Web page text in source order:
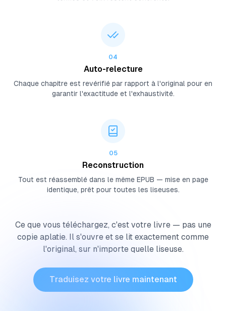
04
Auto-relecture
Chaque chapitre est revérifié par rapport à l'original pour en
garantir l'exactitude et l'exhaustivité.
05
Reconstruction
Tout est réassemblé dans le même EPUB — mise en page
identique, prêt pour toutes les liseuses.
Ce que vous téléchargez, c'est votre livre — pas une
copie aplatie. Il s'ouvre et se lit exactement comme
l'original, sur n'importe quelle liseuse.
Traduisez votre livre maintenant